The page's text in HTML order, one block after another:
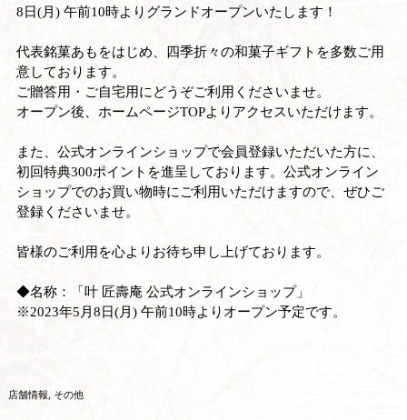
8日(月) 午前10時よりグランドオープンいたします！
代表銘菓あもをはじめ、四季折々の和菓子ギフトを多数ご用
意しております。
ご贈答用・ご自宅用にどうぞご利用くださいませ。
オープン後、ホームページTOPよりアクセスいただけます。
また、公式オンラインショップで会員登録いただいた方に、
初回特典300ポイントを進呈しております。公式オンライン
ショップでのお買い物時にご利用いただけますので、ぜひご
登録くださいませ。
皆様のご利用を心よりお待ち申し上げております。
◆名称：「叶 匠壽庵 公式オンラインショップ」
※2023年5月8日(月) 午前10時よりオープン予定です。
店舗情報 その他